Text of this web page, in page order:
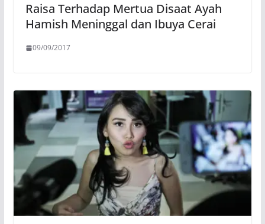
Raisa Terhadap Mertua Disaat Ayah
Hamish Meninggal dan Ibuya Cerai
09/09/2017